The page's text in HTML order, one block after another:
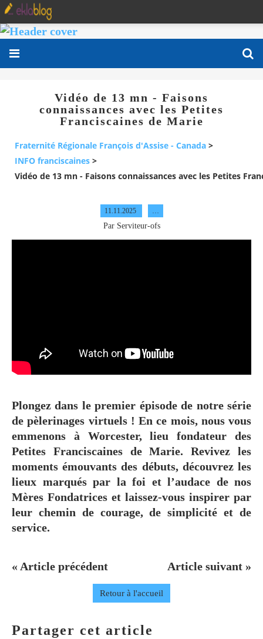
Vidéo de 13 mn - Faisons
connaissances avec les Petites
Franciscaines de Marie
Fraternité Régionale François d'Assise - Canada >
INFO franciscaines >
Vidéo de 13 mn - Faisons connaissances avec les Petites
11.11.2025
Par Serviteur-ofs
Plongez dans le premier épisode de notre série
de pèlerinages virtuels ! En ce mois, nous vous
emmenons à Worcester, lieu fondateur des
Petites Franciscaines de Marie. Revivez les
moments émouvants des débuts, découvrez les
lieux marqués par la foi et l’audace de nos
Mères Fondatrices et laissez-vous inspirer par
leur chemin de courage, de simplicité et de
service.
« Article précédent Article suivant »
Retour à l'accueil
Partager cet article